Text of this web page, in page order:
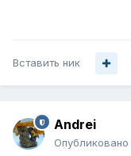
Вставить ник
Andrei
Опубликовано